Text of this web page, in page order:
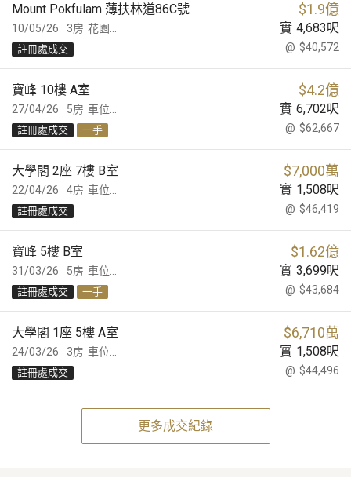
10/05/26
Mount Pokfulam 薄扶林道86C號 $1.9億
花園... 實 4,683呎
3房
@ $40,572
註冊處成交
27/04/26
寶峰 10樓 A室 $4.2億
車位... 實 6,702呎
5房
@ $62,667
註冊處成交 一手
22/04/26
大學閣 2座 7樓 B室 $7,000萬
車位... 實 1,508呎
4房
@ $46,419
註冊處成交
31/03/26
寶峰 5樓 B室 $1.62億
車位... 實 3,699呎
5房
@ $43,684
註冊處成交 一手
24/03/26
大學閣 1座 5樓 A室 $6,710萬
車位... 實 1,508呎
3房
@ $44,496
註冊處成交
更多成交紀錄